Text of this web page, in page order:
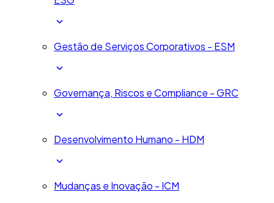
Gestão de Serviços Corporativos - ESM
Governança, Riscos e Compliance - GRC
Desenvolvimento Humano - HDM
Mudanças e Inovação - ICM